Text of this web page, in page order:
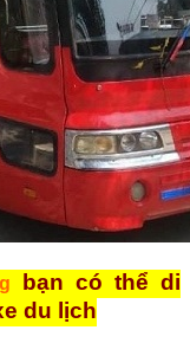
bạn có thể di
du lịch